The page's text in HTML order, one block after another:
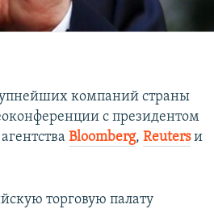
компаний страны
с президентом
Bloomberg,Reutersи
торговую палату